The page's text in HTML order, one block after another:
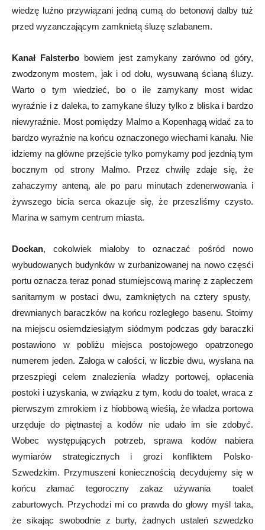
wiedzę luźno przywiązani jedną cumą do betonowj dalby tuż
przed wyzanczającym zamknietą śluzę szlabanem.
Kanał Falsterbobowiem jest zamykany zarówno od góry,
zwodzonym mostem, jak i od dołu, wysuwaną ścianą śluzy.
Warto o tym wiedzieć, bo o ile zamykany most widac
wyraźnie i z daleka, to zamykane śluzy tylko z bliska i bardzo
niewyraźnie. Most pomiędzy Malmo a Kopenhagą widać za to
bardzo wyraźnie na końcu oznaczonego wiechami kanału. Nie
idziemy na główne przejście tylko pomykamy pod jezdnią tym
bocznym od strony Malmo. Przez chwilę zdaje się, że
zahaczymy anteną, ale po paru minutach zdenerwowania i
żywszego bicia serca okazuje się, że przeszliśmy czysto.
Marina w samym centrum miasta.
Dockan, cokolwiek miałoby to oznaczać pośród nowo
wybudowanych budynków w zurbanizowanej na nowo częsći
portu oznacza teraz ponad stumiejscową marinę z zapleczem
sanitarnym w postaci dwu, zamkniętych na cztery spusty,
drewnianych baraczków na końcu rozległego basenu. Stoimy
na miejscu osiemdziesiątym siódmym podczas gdy baraczki
postawiono w pobliżu miejsca postojowego opatrzonego
numerem jeden. Załoga w całości, w liczbie dwu, wysłana na
przeszpiegi celem znalezienia władzy portowej, opłacenia
postoki i uzyskania, w związku z tym, kodu do toalet, wraca z
pierwszym zmrokiem i z hiobbową wieśią, że władza portowa
urzęduje do piętnastej a kodów nie udało im sie zdobyć.
Wobec występujących potrzeb, sprawa kodów nabiera
wymiarów strategicznych i grozi konfliktem Polsko-
Szwedzkim. Przymuszeni koniecznością decydujemy się w
końcu złamać tegoroczny zakaz używania toalet
zaburtowych. Przychodzi mi co prawda do głowy myśl taka,
że sikając swobodnie z burty, żadnych ustaleń szwedzko